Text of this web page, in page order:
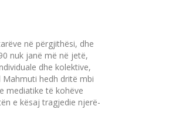
në përgjithësi, dhe
nuk janë më në jetë,
dhe kolekti­ve,
hedh dritë mbi
media­tike të kohëve
e kësaj tragjedie njerë­